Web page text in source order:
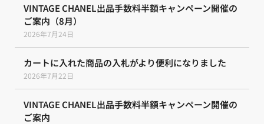
VINTAGE CHANEL出品手数料半額キャンペーン開催の
ご案内（8月）
2026年7月24日
カートに入れた商品の入札がより便利になりました
2026年7月22日
VINTAGE CHANEL出品手数料半額キャンペーン開催の
ご案内